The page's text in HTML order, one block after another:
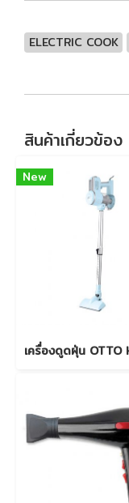
ELECTRIC COOK
สินค้าเกี่ยวข้อง
New
เครื่องดูดฝุ่น OTTO